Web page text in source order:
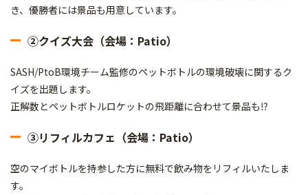
き、優勝者には景品も用意しています。
②クイズ大会（会場：Patio）
SASH/PtoB環境チーム監修のペットボトルの環境破壊に関するク
イズを出題します。
正解数とペットボトルロケットの飛距離に合わせて景品も⁉
③リフィルカフェ（会場：Patio）
空のマイボトルを持参した方に無料で飲み物をリフィルいたしま
す。